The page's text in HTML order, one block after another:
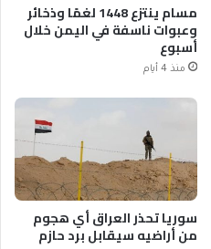
مسام ينتزع 1448 لغمًا وذخائر
وعبوات ناسفة في اليمن خلال
أسبوع
منذ 4 أيام
سوريا تحذر العراق أي هجوم
من أراضيه سيقابل برد حازم